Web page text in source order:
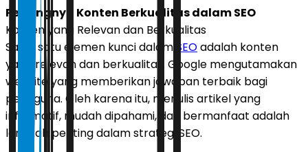
Pentingnya Konten Berkualitas dalam SEO
Konten yang Relevan dan Berkualitas
Salah satu elemen kunci dalam SEOadalah konten
yang relevan dan berkualitas. Google mengutamakan
website yang memberikan jawaban terbaik bagi
pengguna. Oleh karena itu, menulis artikel yang
informatif, mudah dipahami, dan bermanfaat adalah
langkah penting dalam strategi SEO.